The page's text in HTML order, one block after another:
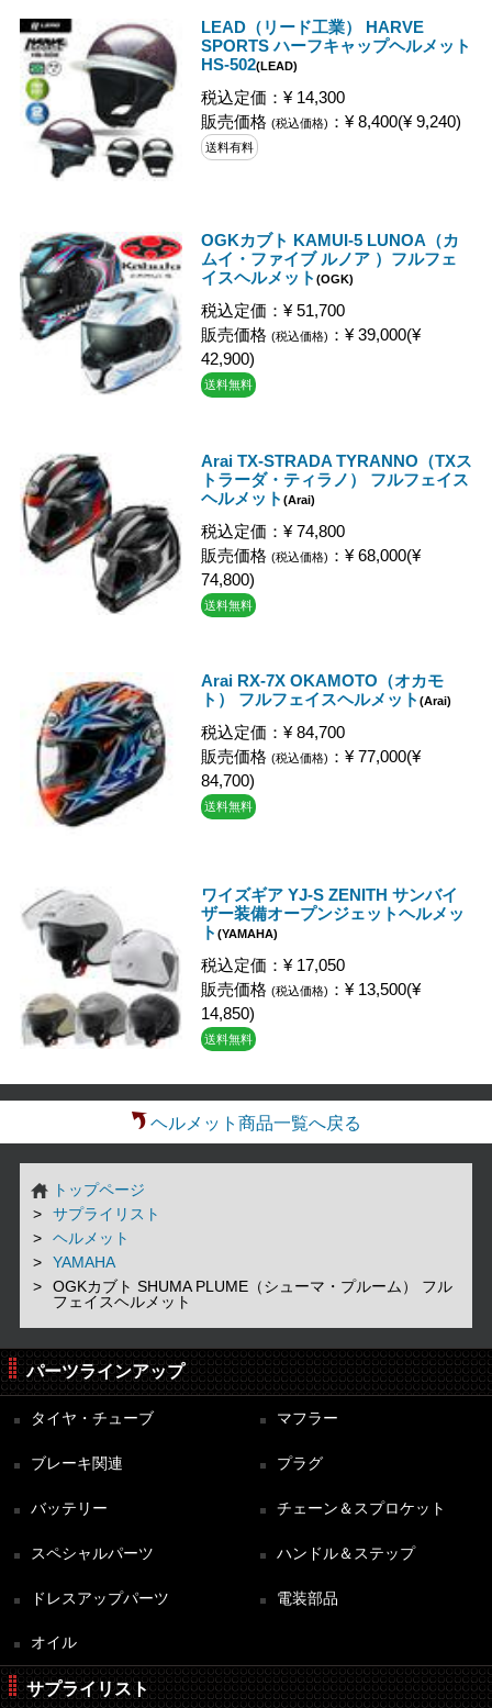
LEAD（リード工業） HARVE
SPORTS ハーフキャップヘルメット
HS-502(LEAD)
税込定価：¥ 14,300
販売価格 (税込価格) ：¥ 8,400(¥ 9,240)
送料有料
OGKカブト KAMUI-5 LUNOA（カ
ムイ・ファイブ ルノア ）フルフェ
イスヘルメット (OGK)
税込定価：¥ 51,700
販売価格 (税込価格) ：¥ 39,000(¥
42,900)
送料無料
Arai TX-STRADA TYRANNO（TXス
トラーダ・ティラノ） フルフェイス
ヘルメット (Arai)
税込定価：¥ 74,800
販売価格 (税込価格) ：¥ 68,000(¥
74,800)
送料無料
Arai RX-7X OKAMOTO（オカモ
ト） フルフェイスヘルメット (Arai)
税込定価：¥ 84,700
販売価格 (税込価格) ：¥ 77,000(¥
84,700)
送料無料
ワイズギア YJ-S ZENITH サンバイ
ザー装備オープンジェットヘルメッ
ト (YAMAHA)
税込定価：¥ 17,050
販売価格 (税込価格) ：¥ 13,500(¥
14,850)
送料無料
ヘルメット商品一覧へ戻る
トップページ
サプライリスト
ヘルメット
YAMAHA
OGKカブト SHUMA PLUME（シューマ・プルーム） フル
フェイスヘルメット
パーツラインアップ
タイヤ・チューブ マフラー
ブレーキ関連 プラグ
バッテリー チェーン＆スプロケット
スペシャルパーツ ハンドル＆ステップ
ドレスアップパーツ 電装部品
オイル
サプライリスト